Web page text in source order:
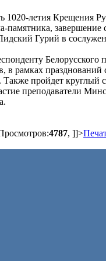
1020-летия Крещения
памятника,
Гурий в
Белорусского
в рамках
пройдет круглый
преподаватели
4787, ]]>